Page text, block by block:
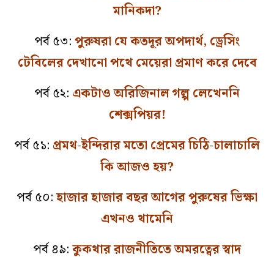
মানিকদা?
পর্ব ৫৩:পুরুষরা যে কতদূর অপদার্থ, ড্রেসিং
টেবিলের দেখানো পথে মেয়েরা প্রমাণ করে দেবে
পর্ব ৫২: একটাও অরিজিনাল গল্প লেখেননি
শেক্সপিয়র!
পর্ব ৫১: প্রমথ-ইন্দিরার মতো প্রেমের চিঠি-চালাচালি
কি আজও হয়?
পর্ব ৫০:হাজার হাজার বছর আগের পুরুষের ভিক্ষা
এখনও থামেনি
পর্ব ৪৯:কুকথার রাজনীতিতে অমরত্বের স্বাদ